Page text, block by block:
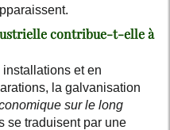
contribue-t-elle à
et en
la galvanisation
sur le long
se traduisent par une